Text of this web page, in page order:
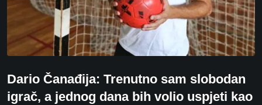
Dario Čanađija: Trenutno sam slobodan
igrač, a jednog dana bih volio uspjeti kao